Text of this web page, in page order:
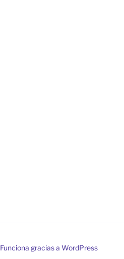
Funciona gracias a WordPress